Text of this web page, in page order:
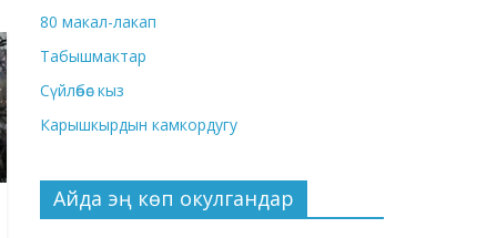
80 макал-лакап
Табышмактар
Сүйлөбөс кыз
Карышкырдын камкордугу
Айда эң көп окулгандар